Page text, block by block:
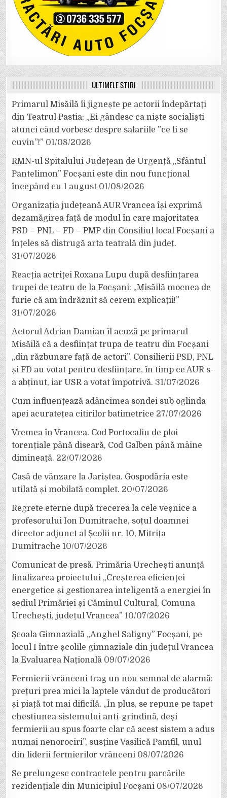
ULTIMELE ȘTIRI
Primarul Misăilă îi jignește pe actorii îndepărtați
din Teatrul Pastia: „Ei gândesc ca niște socialiști
atunci când vorbesc despre salariile ”ce li se
cuvin”!” 01/08/2026
RMN-ul Spitalului Județean de Urgență „Sfântul
Pantelimon” Focșani este din nou funcțional
începând cu 1 august 01/08/2026
Organizația județeană AUR Vrancea își exprimă
dezamăgirea față de modul în care majoritatea
PSD – PNL – FD – PMP din Consiliul local Focșani a
înțeles să distrugă arta teatrală din județ.
31/07/2026
Reacția actriței Roxana Lupu după desființarea
trupei de teatru de la Focșani: „Misăilă mocnea de
furie că am îndrăznit să cerem explicații!”
31/07/2026
Actorul Adrian Damian îl acuză pe primarul
Misăilă că a desființat trupa de teatru din Focșani
„din răzbunare față de actori”. Consilierii PSD, PNL
și FD au votat pentru desființare, în timp ce AUR s-
a abținut, iar USR a votat împotrivă. 31/07/2026
Cum influențează adâncimea sondei sub oglinda
apei acuratețea citirilor batimetrice 27/07/2026
Vremea în Vrancea. Cod Portocaliu de ploi
torențiale până diseară, Cod Galben până mâine
dimineață. 22/07/2026
Casă de vânzare la Jariștea. Gospodăria este
utilată și mobilată complet. 20/07/2026
Regrete eterne după trecerea la cele veșnice a
profesorului Ion Dumitrache, soțul doamnei
director adjunct al Școlii nr. 10, Mitrița
Dumitrache 10/07/2026
Comunicat de presă. Primăria Urechești anunță
finalizarea proiectului „Creșterea eficienței
energetice și gestionarea inteligentă a energiei în
sediul Primăriei și Căminul Cultural, Comuna
Urechești, județul Vrancea” 10/07/2026
Școala Gimnazială „Anghel Saligny” Focșani, pe
locul I între școlile gimnaziale din județul Vrancea
la Evaluarea Națională 09/07/2026
Fermierii vrânceni trag un nou semnal de alarmă:
prețuri prea mici la laptele vândut de producători
și piață tot mai dificilă. „În plus, se repune pe tapet
chestiunea sistemului anti-grindină, deși
fermierii au spus foarte clar că acest sistem a adus
numai nenorociri”, susține Vasilică Pamfil, unul
din liderii fermierilor vrânceni 08/07/2026
Se prelungesc contractele pentru parcările
rezidențiale din Municipiul Focșani 08/07/2026